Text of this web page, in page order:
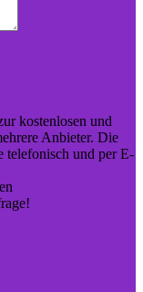
kostenlosen und
Anbieter. Die
telefonisch und per E-